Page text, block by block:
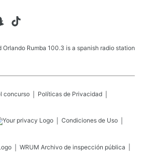
Orlando Rumba 100.3 is a spanish radio station
concurso Políticas de Privacidad
Condiciones de Uso
WRUM Archivo de inspección pública